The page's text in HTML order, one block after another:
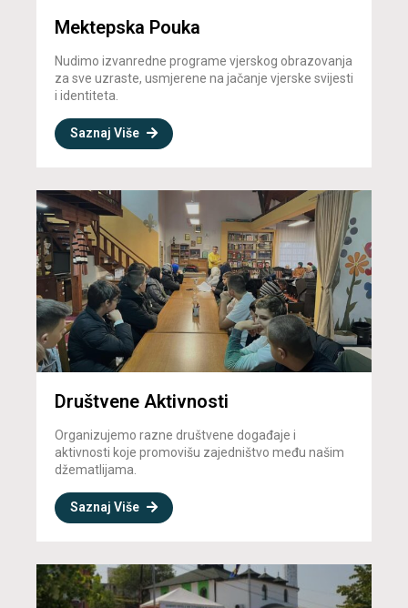
Mektepska Pouka
Nudimo izvanredne programe vjerskog obrazovanja
za sve uzraste, usmjerene na jačanje vjerske svijesti
i identiteta.
Saznaj Više
Društvene Aktivnosti
Organizujemo razne društvene događaje i
aktivnosti koje promovišu zajedništvo među našim
džematlijama.
Saznaj Više